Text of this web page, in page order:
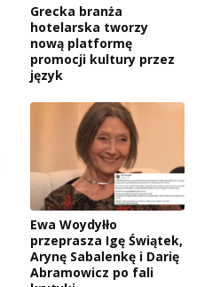
Grecka branża
hotelarska tworzy
nową platformę
promocji kultury przez
język
Ewa Woydyłło
przeprasza Igę Świątek,
Arynę Sabalenkę i Darię
Abramowicz po fali